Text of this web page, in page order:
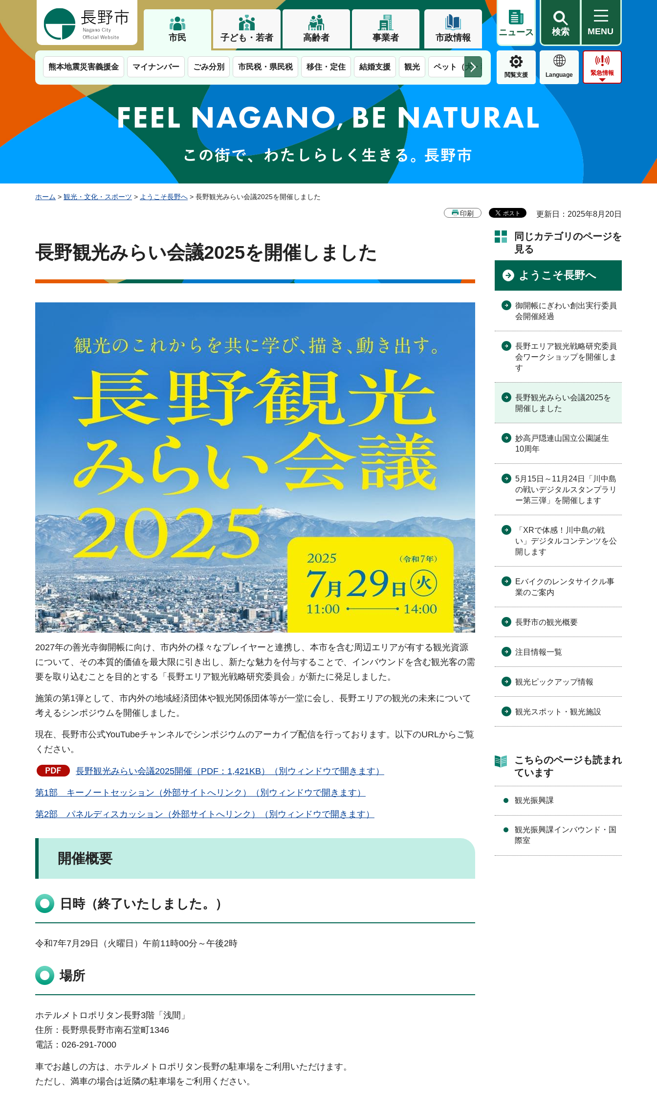
市民 子ども・若者 高齢者 事業者 市政情報
ニュース 検索 MENU
熊本地震災害義援金 マイナンバー ごみ分別 市民税・県民税 移住・定住 結婚支援 観光 ペット（犬・猫） 住民票・戸籍 公営住宅
閲覧支援 Language 緊急情報
この街で、わたしらしく生きる。長野市
ホーム > 観光・文化・スポーツ > ようこそ長野へ > 長野観光みらい会議2025を開催しました
印刷 更新日：2025年8月20日
長野観光みらい会議2025を開催しました
2027年の善光寺御開帳に向け、市内外の様々なプレイヤーと連携し、本市を含む周辺エリアが有する観光資源
について、その本質的価値を最大限に引き出し、新たな魅力を付与することで、インバウンドを含む観光客の需
要を取り込むことを目的とする「長野エリア観光戦略研究委員会」が新たに発足しました。
施策の第1弾として、市内外の地域経済団体や観光関係団体等が一堂に会し、長野エリアの観光の未来について
考えるシンポジウムを開催しました。
現在、長野市公式YouTubeチャンネルでシンポジウムのアーカイブ配信を行っております。以下のURLからご覧
ください。
長野観光みらい会議2025開催（PDF：1,421KB）（別ウィンドウで開きます）
第1部 キーノートセッション（外部サイトへリンク）（別ウィンドウで開きます）
第2部 パネルディスカッション（外部サイトへリンク）（別ウィンドウで開きます）
開催概要
日時（終了いたしました。）
令和7年7月29日（火曜日）午前11時00分～午後2時
場所
ホテルメトロポリタン長野3階「浅間」
住所：長野県長野市南石堂町1346
電話：026-291-7000
車でお越しの方は、ホテルメトロポリタン長野の駐車場をご利用いただけます。
ただし、満車の場合は近隣の駐車場をご利用ください。
同じカテゴリのページを
見る
ようこそ長野へ
御開帳にぎわい創出実行委員
会開催経過
長野エリア観光戦略研究委員
会ワークショップを開催しま
す
長野観光みらい会議2025を
開催しました
妙高戸隠連山国立公園誕生
10周年
5月15日～11月24日「川中島
の戦いデジタルスタンプラリ
ー第三弾」を開催します
「XRで体感！川中島の戦
い」デジタルコンテンツを公
開します
Eバイクのレンタサイクル事
業のご案内
長野市の観光概要
注目情報一覧
観光ピックアップ情報
観光スポット・観光施設
こちらのページも読まれ
ています
観光振興課
観光振興課インバウンド・国
際室